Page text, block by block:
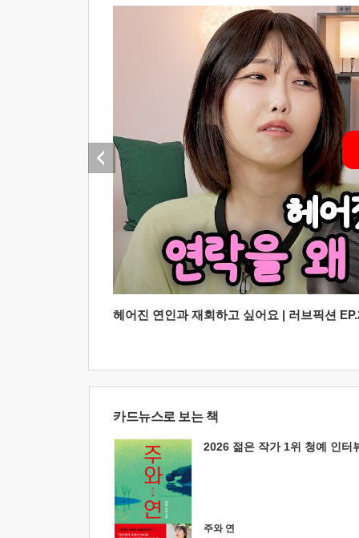
헤어진 연인과 재회하고 싶어요 | 러브픽션
카드뉴스로 보는 책
2026 젊은 작가 1위 청예 인터
주와 연